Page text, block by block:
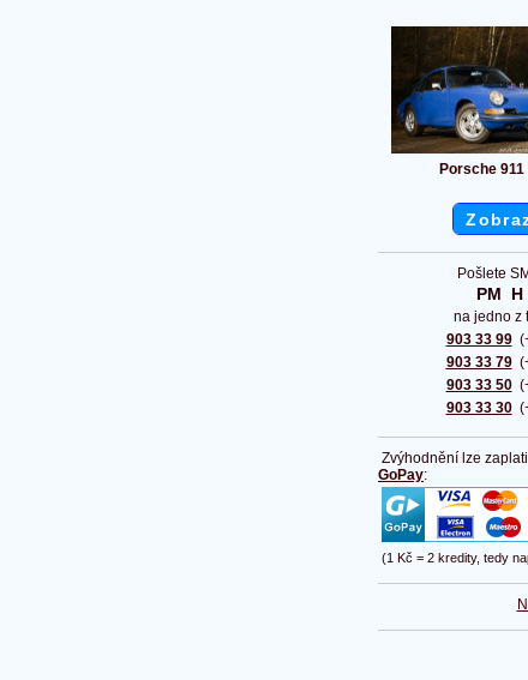
Porsche 911
Pošlete
PM
na jedno z
903 33 99
903 33 79
903 33 50
903 33 30
Zvýhodnění lze
GoPay:
(1 Kč = 2 kredity, tedy